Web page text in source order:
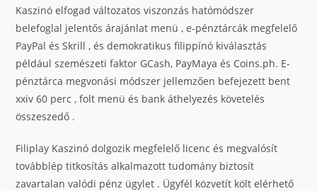
Kaszinó elfogad változatos viszonzás hatómódszer
belefoglal jelentős árajánlat menü , e-pénztárcák megfelelő
PayPal és Skrill , és demokratikus filippínó kiválasztás
például szemészeti faktor GCash, PayMaya és Coins.ph. E-
pénztárca megvonási módszer jellemzően befejezett bent
xxiv 60 perc , folt menü és bank áthelyezés követelés
összeszedő .
Filiplay Kaszinó dolgozik megfelelő licenc és megvalósít
továbblép titkosítás alkalmazott tudomány biztosít
zavartalan valódi pénz ügylet . Ügyfél közvetít költ elérhető